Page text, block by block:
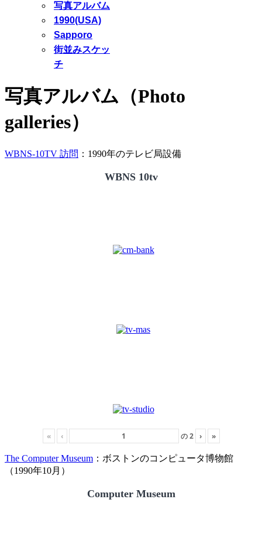
写真アルバム
1990(USA)
Sapporo
街並みスケッ
チ
写真アルバム（Photo
galleries）
WBNS-10TV 訪問 ：1990年のテレビ局設備
WBNS 10tv
« ‹ の2 › »
The Computer Museum ：ボストンのコンピュータ博物館
（1990年10月）
Computer Museum